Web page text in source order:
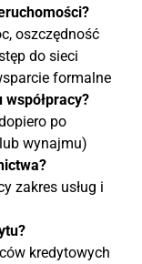
oszczędność
do sieci
formalne
współpracy?
po
wynajmu)
zakres usług i
kredytowych